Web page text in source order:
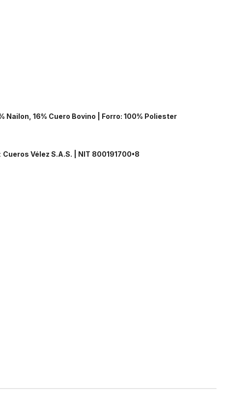
Nailon, 16% Cuero Bovino | Forro: 100% Poliester
Cueros Vélez S.A.S. | NIT 800191700•8